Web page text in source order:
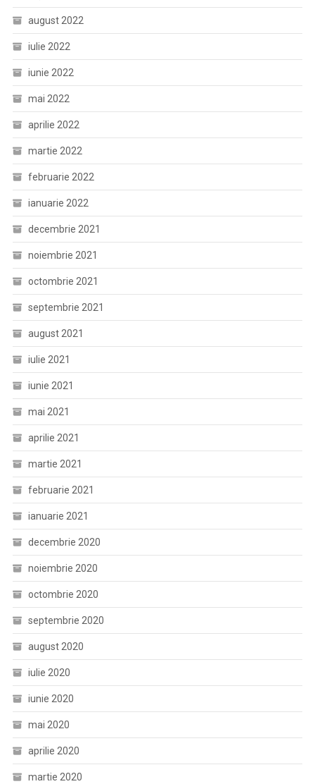
august 2022
iulie 2022
iunie 2022
mai 2022
aprilie 2022
martie 2022
februarie 2022
ianuarie 2022
decembrie 2021
noiembrie 2021
octombrie 2021
septembrie 2021
august 2021
iulie 2021
iunie 2021
mai 2021
aprilie 2021
martie 2021
februarie 2021
ianuarie 2021
decembrie 2020
noiembrie 2020
octombrie 2020
septembrie 2020
august 2020
iulie 2020
iunie 2020
mai 2020
aprilie 2020
martie 2020